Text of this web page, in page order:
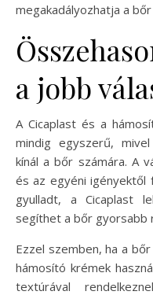
megakadályozhatja a
a jobb
A Cicaplast és a
mindig egyszerű,
kínál a bőr számára. A
és az egyéni
gyulladt, a Cicaplast
segíthet a bőr gyorsabb
Ezzel szemben, ha a
hámosító krémek
textúrával